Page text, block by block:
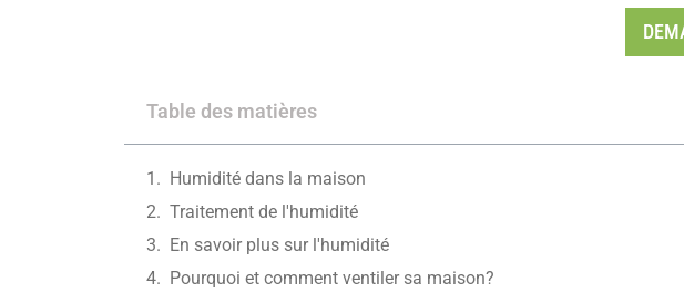
Table des matières
Humidité dans la maison
Traitement de l'humidité
En savoir plus sur l'humidité
Pourquoi et comment ventiler sa maison?